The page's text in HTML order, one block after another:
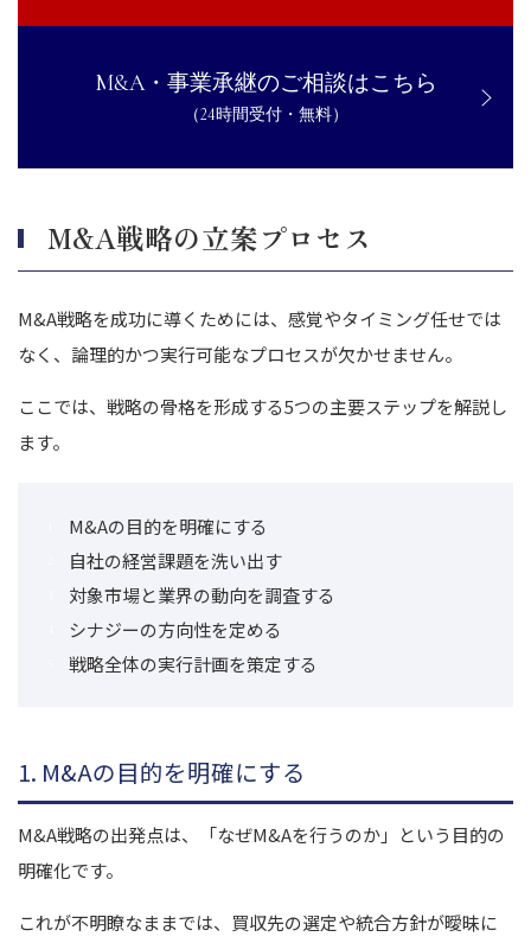
M&A・事業承継のご相談はこちら
（24時間受付・無料）
M&A戦略の立案プロセス
M&A戦略を成功に導くためには、感覚やタイミング任せでは
なく、論理的かつ実行可能なプロセスが欠かせません。
ここでは、戦略の骨格を形成する5つの主要ステップを解説し
ます。
M&Aの目的を明確にする
自社の経営課題を洗い出す
対象市場と業界の動向を調査する
シナジーの方向性を定める
戦略全体の実行計画を策定する
1. M&Aの目的を明確にする
M&A戦略の出発点は、「なぜM&Aを行うのか」という目的の
明確化です。
これが不明瞭なままでは、買収先の選定や統合方針が曖昧に